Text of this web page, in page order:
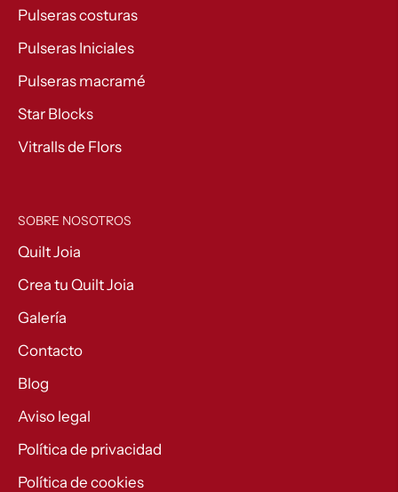
Pulseras costuras
Pulseras Iniciales
Pulseras macramé
Star Blocks
Vitralls de Flors
SOBRE NOSOTROS
Quilt Joia
Crea tu Quilt Joia
Galería
Contacto
Blog
Aviso legal
Política de privacidad
Política de cookies